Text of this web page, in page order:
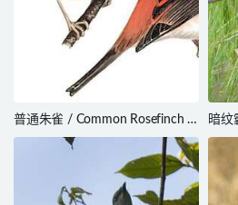
普通朱雀 / Common Rosefinch /
Carpodacus erythrinus
暗纹